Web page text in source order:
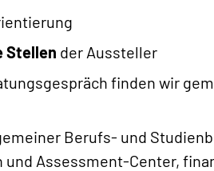
Stellen der Aussteller
finden wir
Berufs- und
Assessment-Center,